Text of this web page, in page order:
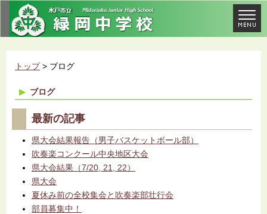
トップ> ブログ
ブログ
最新の記事
県大会結果報告（男子バスケットボール部）
吹奏楽コンクール中央地区大会
県大会結果（7/20, 21, 22）
県大会
夏休み前の全校集会と吹奏楽部壮行会
部員募集中！